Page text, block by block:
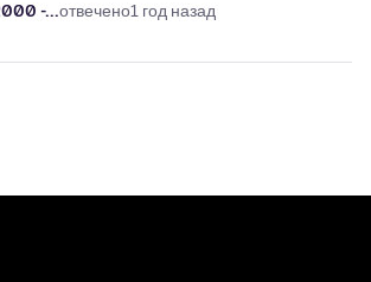
-...отвечено1 год назад